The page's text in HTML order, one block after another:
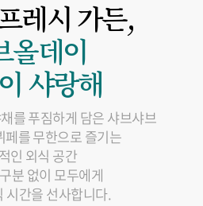
레시 가든,
올데이
샤랑해
를 푸짐하게 담은 샤브샤브
페를 무한으로 즐기는
인 외식 공간
분 없이 모두에게
시간을 선사합니다.